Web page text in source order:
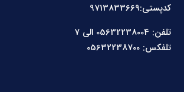
کدپستی:9713833669
تلفن: 05632238004 الی 7
تلفکس: 05632238700